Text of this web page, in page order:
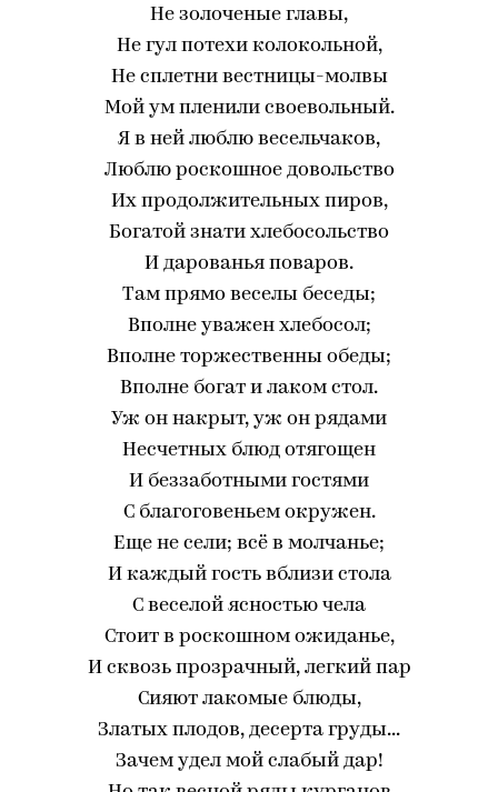
Не золоченые главы,
Не гул потехи колокольной,
Не сплетни вестницы-молвы
Мой ум пленили своевольный.
Я в ней люблю весельчаков,
Люблю роскошное довольство
Их продолжительных пиров,
Богатой знати хлебосольство
И дарованья поваров.
Там прямо веселы беседы;
Вполне уважен хлебосол;
Вполне торжественны обеды;
Вполне богат и лаком стол.
Уж он накрыт, уж он рядами
Несчетных блюд отягощен
И беззаботными гостями
С благоговеньем окружен.
Еще не сели; всё в молчанье;
И каждый гость вблизи стола
С веселой ясностью чела
Стоит в роскошном ожиданье,
И сквозь прозрачный, легкий пар
Сияют лакомые блюды,
Златых плодов, десерта груды...
Зачем удел мой слабый дар!